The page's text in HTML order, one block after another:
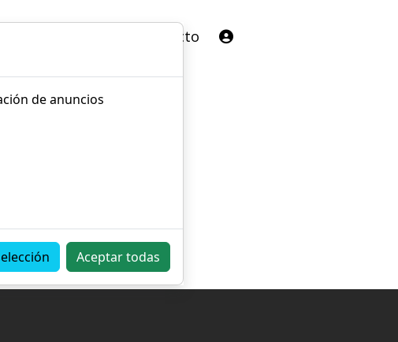
de anuncios
Aceptar todas
Contacto